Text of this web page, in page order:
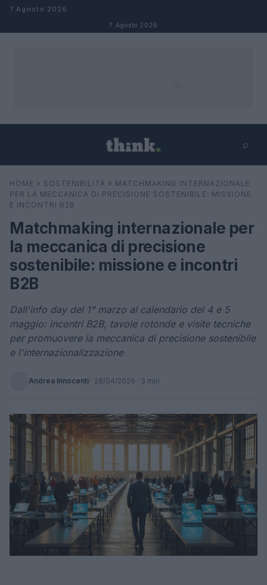
Salta al contenuto
7 Agosto 2026
7 Agosto 2026
⌕
Cerca ⌕ ×
HOME » SOSTENIBILITÀ » MATCHMAKING INTERNAZIONALE
PER LA MECCANICA DI PRECISIONE SOSTENIBILE: MISSIONE
E INCONTRI B2B
Matchmaking internazionale per
la meccanica di precisione
sostenibile: missione e incontri
B2B
Dall'info day del 1° marzo al calendario del 4 e 5
maggio: incontri B2B, tavole rotonde e visite tecniche
per promuovere la meccanica di precisione sostenibile
e l'internazionalizzazione
Andrea Innocenti · 28/04/2026 · 3 min